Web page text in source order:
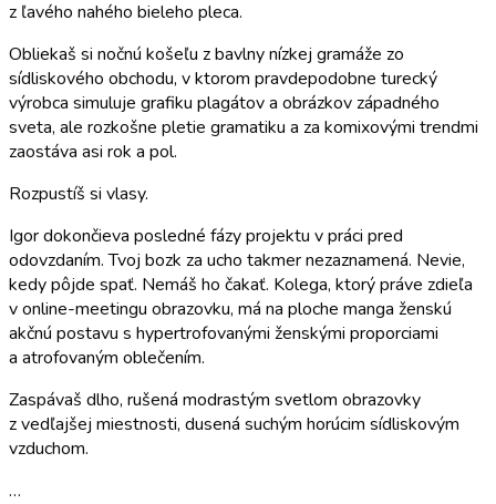
z ľavého nahého bieleho pleca.
Obliekaš si nočnú košeľu z bavlny nízkej gramáže zo
sídliskového obchodu, v ktorom pravdepodobne turecký
výrobca simuluje grafiku plagátov a obrázkov západného
sveta, ale rozkošne pletie gramatiku a za komixovými trendmi
zaostáva asi rok a pol.
Rozpustíš si vlasy.
Igor dokončieva posledné fázy projektu v práci pred
odovzdaním. Tvoj bozk za ucho takmer nezaznamená. Nevie,
kedy pôjde spať. Nemáš ho čakať. Kolega, ktorý práve zdieľa
v online-meetingu obrazovku, má na ploche manga ženskú
akčnú postavu s hypertrofovanými ženskými proporciami
a atrofovaným oblečením.
Zaspávaš dlho, rušená modrastým svetlom obrazovky
z vedľajšej miestnosti, dusená suchým horúcim sídliskovým
vzduchom.
…